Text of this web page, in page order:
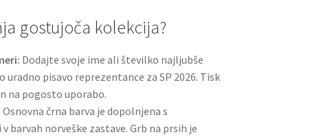
gostujoča kolekcija?
Dodajte svoje ime ali številko najljubše
pisavo reprezentance za SP 2026. Tisk
na pogosto uporabo.
Osnovna črna barva je dopolnjena s
barvah norveške zastave. Grb na prsih je